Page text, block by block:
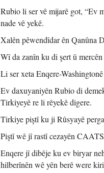
Rubio li ser vê mijarê got, “Ev
nade vê yekê.
Xalên pêwendîdar ên Qanûna
Wî da zanîn ku di şert û
Li ser xeta Enqere-
Ev daxuyaniyên Rubio di
Tirkiyeyê re li rêyekê digere.
Tirkiye piştî ku ji Rûsyayê
Piştî wê jî rastî cezayên
Enqere jî dibêje ku ev biryar
hilberînên wê yên berê were